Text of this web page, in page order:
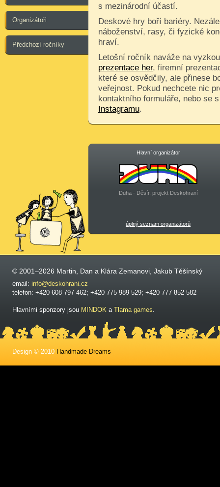
Organizátoři
Předchozí ročníky
s mezinárodní účastí.
Deskové hry boří bariéry.
náboženství, rasy, či fyzické
hraví.
Letošní ročník naváže na
prezentace her, firemní
které se osvědčily, ale přinese
veřejnost. Pokud nechcete nic
kontaktního formuláře, nebo se
Instagramu.
Hlavní organizátor
Duha - Děsír, projekt Deskohraní
úplný seznam organizátorů
© 2001–2026 Martin, Dan a Klára Zemanovi, Jakub Těšínský
email: info@deskohrani.cz
telefon: +420 608 797 462; +420 775 989 529; +420 777 852 582
Hlavními sponzory jsou MINDOK a Tlama games.
Design © 2010 Handmade Dreams